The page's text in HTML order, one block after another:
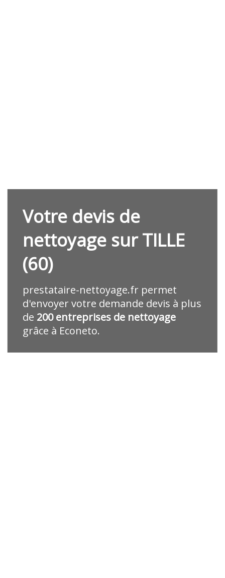
Votre devis de
nettoyage sur TILLE
(60)
prestataire-nettoyage.fr permet
d'envoyer votre demande devis à plus
de 200 entreprises de nettoyage
grâce à Econeto.